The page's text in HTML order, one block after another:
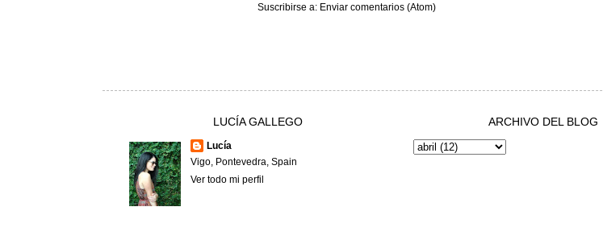
Suscribirse a: Enviar comentarios (Atom)
LUCÍA GALLEGO
Lucía
Vigo, Pontevedra, Spain
Ver todo mi perfil
ARCHIVO DEL BLOG